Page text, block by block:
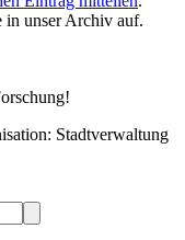
in unser Archiv auf.
Stadtverwaltung